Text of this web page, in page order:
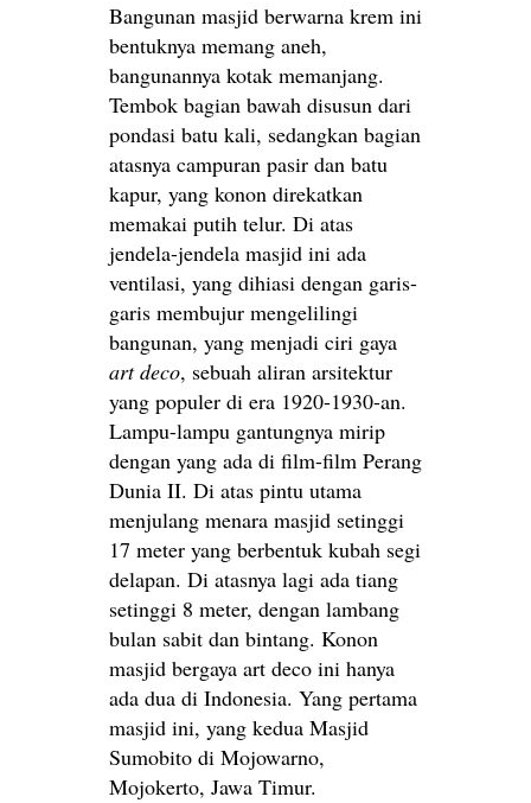
Bangunan masjid berwarna krem ini
bentuknya memang aneh,
bangunannya kotak memanjang.
Tembok bagian bawah disusun dari
pondasi batu kali, sedangkan bagian
atasnya campuran pasir dan batu
kapur, yang konon direkatkan
memakai putih telur. Di atas
jendela-jendela masjid ini ada
ventilasi, yang dihiasi dengan garis-
garis membujur mengelilingi
bangunan, yang menjadi ciri gaya
art deco, sebuah aliran arsitektur
yang populer di era 1920-1930-an.
Lampu-lampu gantungnya mirip
dengan yang ada di film-film Perang
Dunia II. Di atas pintu utama
menjulang menara masjid setinggi
17 meter yang berbentuk kubah segi
delapan. Di atasnya lagi ada tiang
setinggi 8 meter, dengan lambang
bulan sabit dan bintang. Konon
masjid bergaya art deco ini hanya
ada dua di Indonesia. Yang pertama
masjid ini, yang kedua Masjid
Sumobito di Mojowarno,
Mojokerto, Jawa Timur.